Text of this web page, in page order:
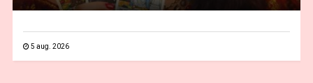
5 aug. 2026